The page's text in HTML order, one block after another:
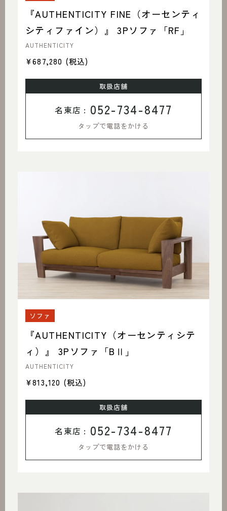
『AUTHENTICITY FINE（オーセンティ
シティファイン）』 3Pソファ「RF」
AUTHENTICITY
¥687,280 (税込)
取扱店舗
名東店 : 052-734-8477
タップで電話をかける
ソファ
『AUTHENTICITY（オーセンティシテ
ィ）』 3Pソファ「BⅡ」
AUTHENTICITY
¥813,120 (税込)
取扱店舗
名東店 : 052-734-8477
タップで電話をかける